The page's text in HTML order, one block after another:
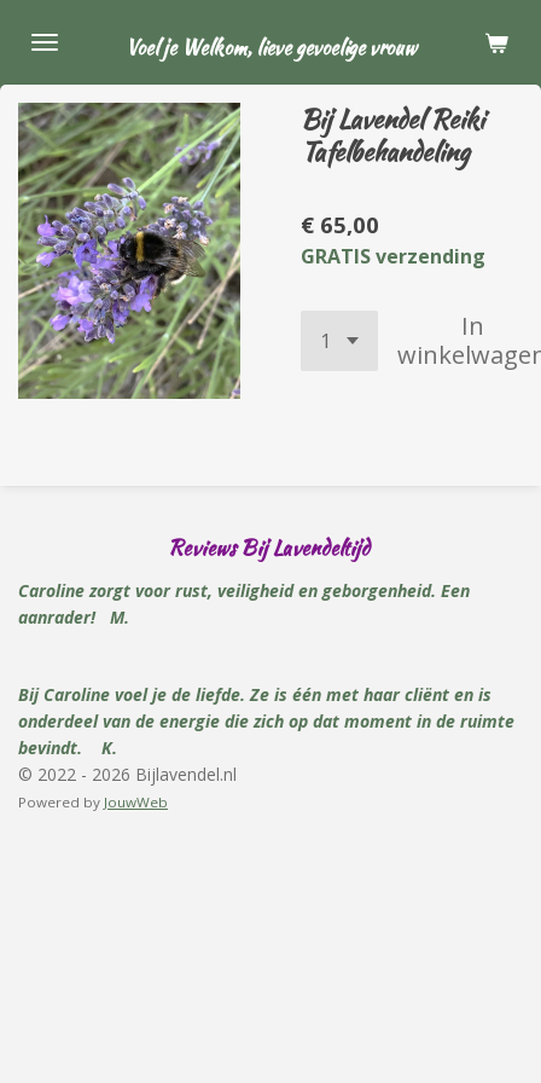
direct
naar
de
hoofdinhoud
Voel je Welkom, lieve gevoelige vrouw
Bij Lavendel Reiki
Tafelbehandeling
€ 65,00
GRATIS verzending
In
ReviewsBij Lavendeltijd
Caroline zorgt voor rust, veiligheid en geborgenheid. Een
aanrader! M.
Bij Caroline voel je de liefde. Ze is één met haar cliënt en is
onderdeel van de energie die zich op dat moment in de ruimte
bevindt. K.
© 2022 - 2026 Bijlavendel.nl
Powered by JouwWeb